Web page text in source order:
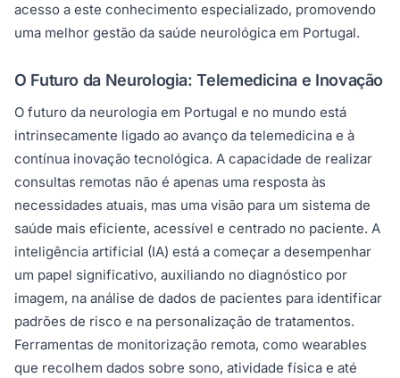
acesso a este conhecimento especializado, promovendo
uma melhor gestão da saúde neurológica em Portugal.
O Futuro da Neurologia: Telemedicina e Inovação
O futuro da neurologia em Portugal e no mundo está
intrinsecamente ligado ao avanço da telemedicina e à
contínua inovação tecnológica. A capacidade de realizar
consultas remotas não é apenas uma resposta às
necessidades atuais, mas uma visão para um sistema de
saúde mais eficiente, acessível e centrado no paciente. A
inteligência artificial (IA) está a começar a desempenhar
um papel significativo, auxiliando no diagnóstico por
imagem, na análise de dados de pacientes para identificar
padrões de risco e na personalização de tratamentos.
Ferramentas de monitorização remota, como wearables
que recolhem dados sobre sono, atividade física e até